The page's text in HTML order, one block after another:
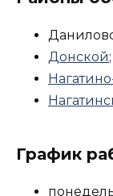
Донской;
График